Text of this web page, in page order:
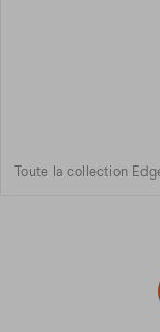
Toute la collection